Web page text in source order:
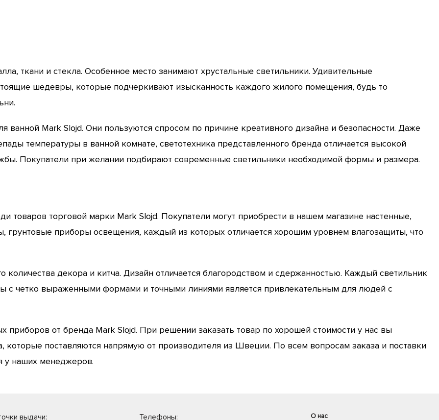
ткани и стекла. Особенное место занимают хрустальные светильники. Удивительные
шедевры, которые подчеркивают изысканность каждого жилого помещения, будь то
Mark Slojd. Они пользуются спросом по причине креативного дизайна и безопасности. Даже
температуры в ванной комнате, светотехника представленного бренда отличается высокой
Покупатели при желании подбирают современные светильники необходимой формы и размера.
товаров торговой марки Mark Slojd. Покупатели могут приобрести в нашем магазине настенные,
грунтовые приборы освещения, каждый из которых отличается хорошим уровнем влагозащиты, что
количества декора и китча. Дизайн отличается благородством и сдержанностью. Каждый светильник
с четко выраженными формами и точными линиями является привлекательным для людей с
от бренда Mark Slojd. При решении заказать товар по хорошей стоимости у нас вы
которые поставляются напрямую от производителя из Швеции. По всем вопросам заказа и поставки
у наших менеджеров.
выдачи: Телефоны: О нас